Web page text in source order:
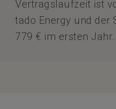
Vertragslaufzeit ist
tado Energy und der
779 € im ersten Jahr.